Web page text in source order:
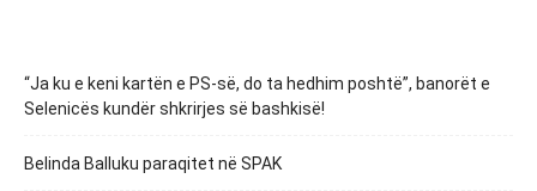
“Ja ku e keni kartën e PS-së, do ta hedhim poshtë”, banorët e
Selenicës kundër shkrirjes së bashkisë!
Belinda Balluku paraqitet në SPAK